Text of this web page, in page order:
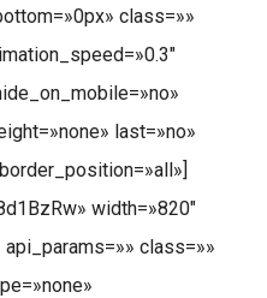
class=»»
last=»no»
width=»820″
class=»»